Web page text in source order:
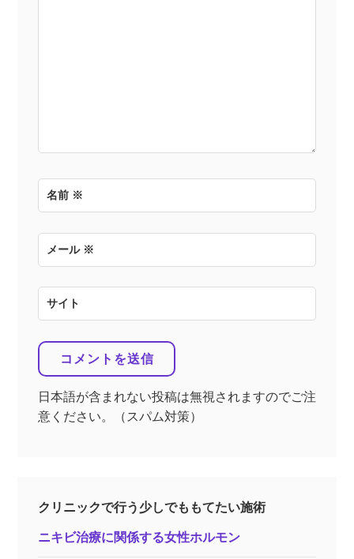
名前 ※
メール ※
サイト
日本語が含まれない投稿は無視されますのでご注
意ください。（スパム対策）
クリニックで行う少しでももてたい施術
ニキビ治療に関係する女性ホルモン